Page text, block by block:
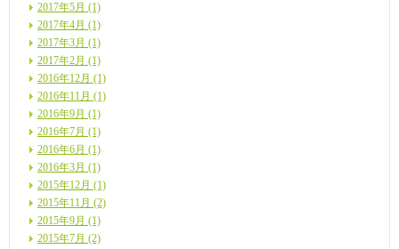
2017年5月 (1)
2017年4月 (1)
2017年3月 (1)
2017年2月 (1)
2016年12月 (1)
2016年11月 (1)
2016年9月 (1)
2016年7月 (1)
2016年6月 (1)
2016年3月 (1)
2015年12月 (1)
2015年11月 (2)
2015年9月 (1)
2015年7月 (2)